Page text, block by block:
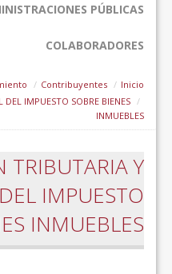
PÚBLICAS
COLABORADORES
Inicio
Contribuyentes
IMPUESTO SOBRE BIENES
INMUEBLES
TRIBUTARIA Y
IMPUESTO
INMUEBLES